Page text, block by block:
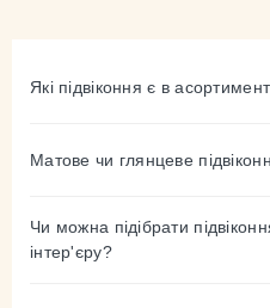
Які підвіконня є в
Матове чи глянцеве
Чи можна підібрати
інтер'єру?